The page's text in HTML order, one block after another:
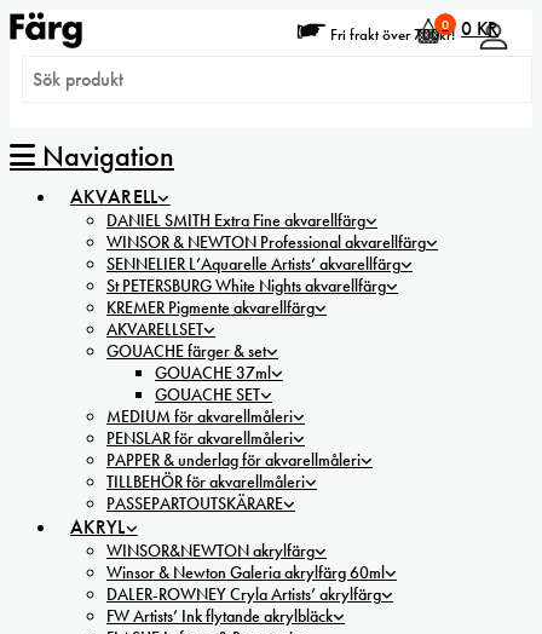
Fri frakt över 700kr!
Navigation
0 0 KR
AKVARELL
DANIEL SMITH Extra Fine akvarellfärg
WINSOR & NEWTON Professional akvarellfärg
SENNELIER L’Aquarelle Artists’ akvarellfärg
St PETERSBURG White Nights akvarellfärg
KREMER Pigmente akvarellfärg
AKVARELLSET
GOUACHE färger & set
GOUACHE 37ml
GOUACHE SET
MEDIUM för akvarellmåleri
PENSLAR för akvarellmåleri
PAPPER & underlag för akvarellmåleri
TILLBEHÖR för akvarellmåleri
PASSEPARTOUTSKÄRARE
AKRYL
WINSOR&NEWTON akrylfärg
Winsor & Newton Galeria akrylfärg 60ml
DALER-ROWNEY Cryla Artists’ akrylfärg
FW Artists’ Ink flytande akrylbläck